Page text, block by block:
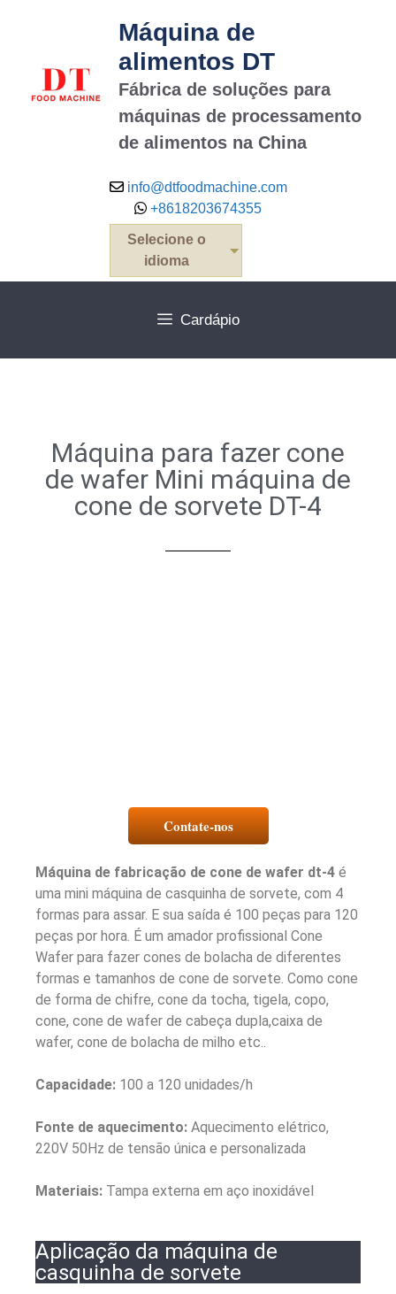
Máquina de
alimentos DT
Fábrica de soluções para
máquinas de processamento
de alimentos na China
info@dtfoodmachine.com
+8618203674355
Selecione o
idioma
Cardápio
Máquina para fazer cone
de wafer Mini máquina de
cone de sorvete DT-4
Contate-nos
Máquina de fabricação de cone de wafer dt-4 é
uma mini máquina de casquinha de sorvete, com 4
formas para assar. E sua saída é 100 peças para 120
peças por hora. É um amador profissional Cone
Wafer para fazer cones de bolacha de diferentes
formas e tamanhos de cone de sorvete. Como cone
de forma de chifre, cone da tocha, tigela, copo,
cone, cone de wafer de cabeça dupla,caixa de
wafer, cone de bolacha de milho etc..
Capacidade: 100 a 120 unidades/h
Fonte de aquecimento: Aquecimento elétrico,
220V 50Hz de tensão única e personalizada
Materiais: Tampa externa em aço inoxidável
Aplicação da máquina de
casquinha de sorvete